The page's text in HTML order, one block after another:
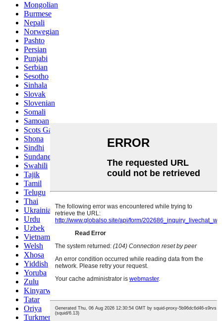
Mongolian
Burmese
Nepali
Norwegian
Pashto
Persian
Punjabi
Serbian
Sesotho
Sinhala
Slovak
Slovenian
Somali
Samoan
Scots Gaelic
Shona
Sindhi
Sundanese
Swahili
Tajik
Tamil
Telugu
Thai
Ukrainian
Urdu
Uzbek
Vietnamese
Welsh
Xhosa
Yiddish
Yoruba
Zulu
Kinyarwanda
Tatar
Oriya
Turkmen